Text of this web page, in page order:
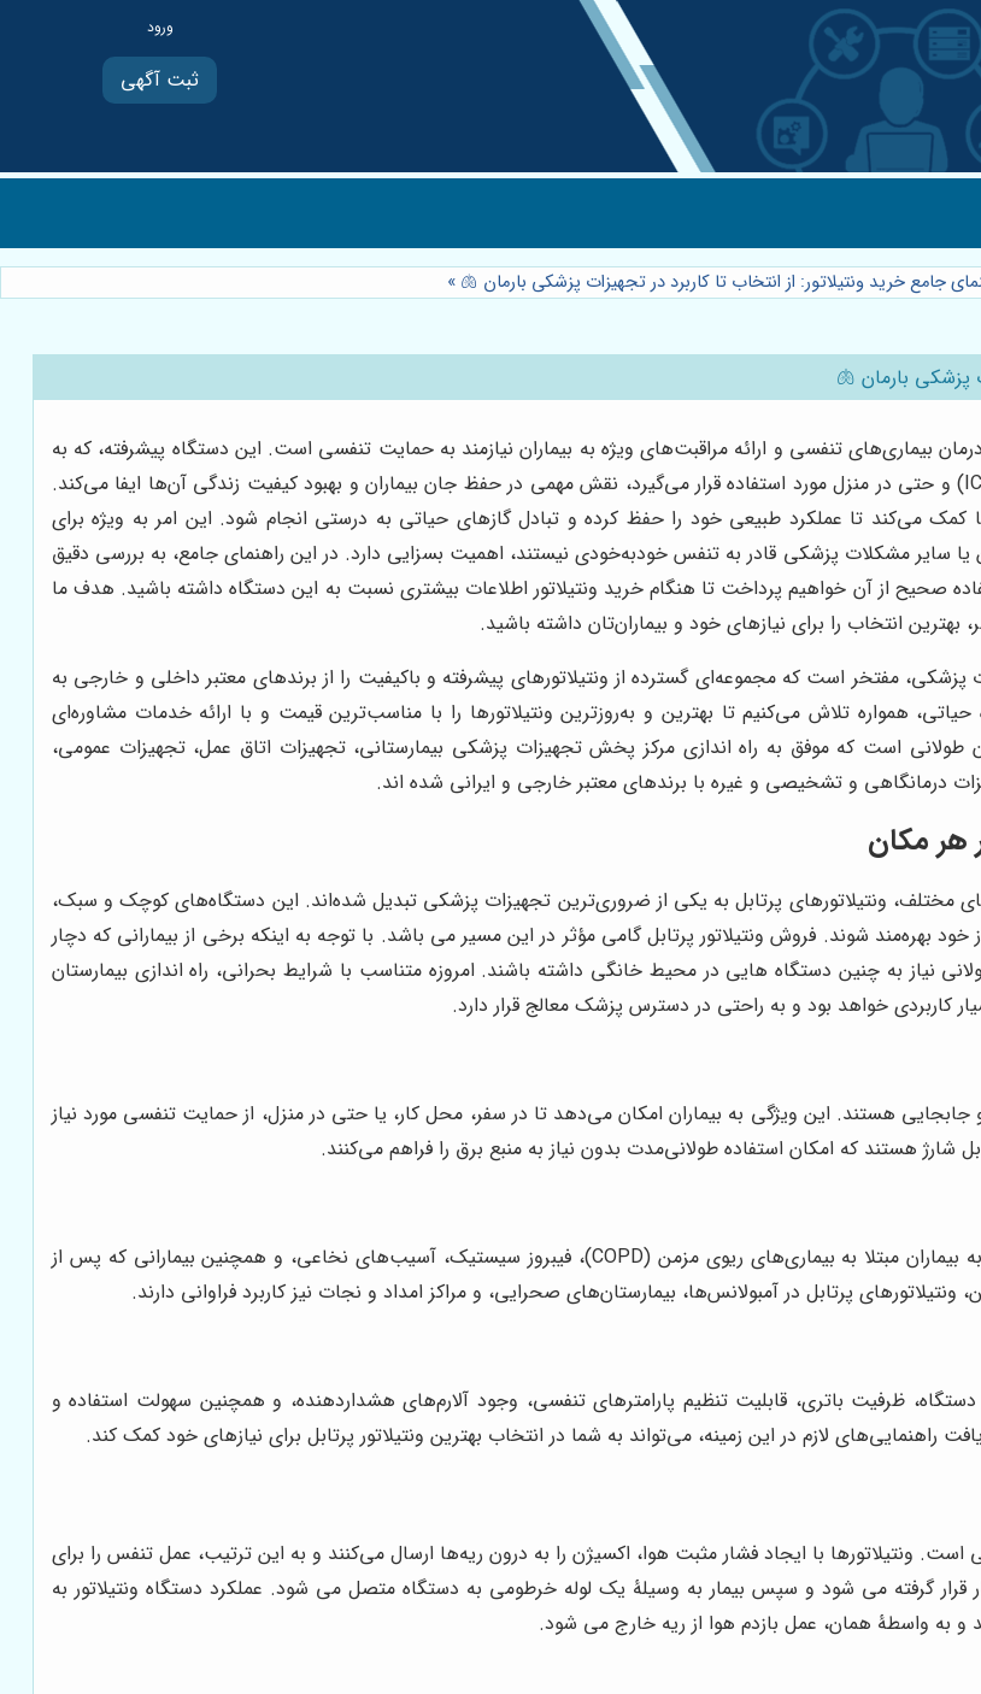
ثبت آگهی
جامع خرید ونتیلاتور: از انتخاب تا کاربرد در تجهیزات پزشکی بارمان 🫁 »
بارمان 🫁
بیماری‌های تنفسی و ارائه مراقبت‌های ویژه به بیماران نیازمند به حمایت تنفسی است. این دستگاه پیشرفته، که به
عنوان کمک تنفسی در محیط‌های بیمارستانی، اورژانس، مراقبت‌های ویژه (ICU) و حتی در منزل مورد استفاده قرار می‌گیرد، نقش مهمی در حفظ جان بیماران و بهبود کیفیت زندگی آن‌ها ایفا می‌کند.
کمک می‌کند تا عملکرد طبیعی خود را حفظ کرده و تبادل گازهای حیاتی به درستی انجام شود. این امر به ویژه برای
سایر مشکلات پزشکی قادر به تنفس خودبه‌خودی نیستند، اهمیت بسزایی دارد. در این راهنمای جامع، به بررسی دقیق
صحیح از آن خواهیم پرداخت تا هنگام خرید ونتیلاتور اطلاعات بیشتری نسبت به این دستگاه داشته باشید. هدف ما
بهترین انتخاب را برای نیازهای خود و بیماران‌تان داشته باشید.
پزشکی، مفتخر است که مجموعه‌ای گسترده از ونتیلاتورهای پیشرفته و باکیفیت را از برندهای معتبر داخلی و خارجی به
همواره تلاش می‌کنیم تا بهترین و به‌روزترین ونتیلاتورها را با مناسب‌ترین قیمت و با ارائه خدمات مشاوره‌ای
است که موفق به راه اندازی مرکز پخش تجهیزات پزشکی بیمارستانی، تجهیزات اتاق عمل، تجهیزات عمومی،
درمانگاهی و تشخیصی و غیره با برندهای معتبر خارجی و ایرانی شده اند.
هر مکان
مختلف، ونتیلاتورهای پرتابل به یکی از ضروری‌ترین تجهیزات پزشکی تبدیل شده‌اند. این دستگاه‌های کوچک و سبک،
بهره‌مند شوند. فروش ونتیلاتور پرتابل گامی مؤثر در این مسیر می باشد. با توجه به اینکه برخی از بیمارانی که دچار
به چنین دستگاه هایی در محیط خانگی داشته باشند. امروزه متناسب با شرایط بحرانی، راه اندازی بیمارستان
کاربردی خواهد بود و به راحتی در دسترس پزشک معالج قرار دارد.
هستند. این ویژگی به بیماران امکان می‌دهد تا در سفر، محل کار، یا حتی در منزل، از حمایت تنفسی مورد نیاز
شارژ هستند که امکان استفاده طولانی‌مدت بدون نیاز به منبع برق را فراهم می‌کنند.
ونتیلاتورهای پرتابل در شرایط مختلفی کاربرد دارند. از جمله می‌توان به بیماران مبتلا به بیماری‌های ریوی مزمن (COPD)، فیبروز سیستیک، آسیب‌های نخاعی، و همچنین بیمارانی که پس از
پرتابل در آمبولانس‌ها، بیمارستان‌های صحرایی، و مراکز امداد و نجات نیز کاربرد فراوانی دارند.
دستگاه، ظرفیت باتری، قابلیت تنظیم پارامترهای تنفسی، وجود آلارم‌های هشداردهنده، و همچنین سهولت استفاده و
لازم در این زمینه، می‌تواند به شما در انتخاب بهترین ونتیلاتور پرتابل برای نیازهای خود کمک کند.
ونتیلاتورها با ایجاد فشار مثبت هوا، اکسیژن را به درون ریه‌ها ارسال می‌کنند و به این ترتیب، عمل تنفس را برای
قرار گرفته می شود و سپس بیمار به وسیلۀ یک لوله خرطومی به دستگاه متصل می شود. عملکرد دستگاه ونتیلاتور به
و به واسطۀ همان، عمل بازدم هوا از ریه خارج می شود.